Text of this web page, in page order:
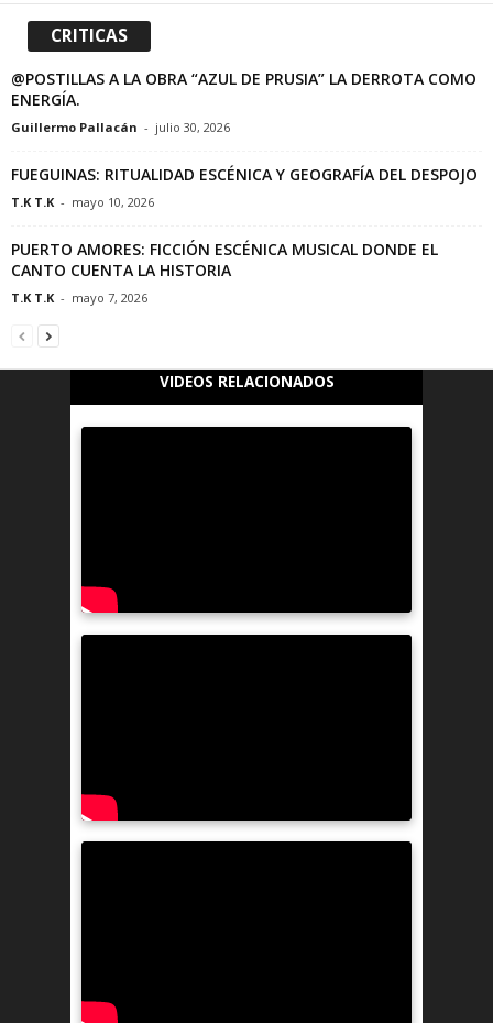
CRITICAS
@POSTILLAS A LA OBRA “AZUL DE PRUSIA” LA DERROTA COMO
ENERGÍA.
Guillermo Pallacán - julio 30, 2026
FUEGUINAS: RITUALIDAD ESCÉNICA Y GEOGRAFÍA DEL DESPOJO
T.K T.K - mayo 10, 2026
PUERTO AMORES: FICCIÓN ESCÉNICA MUSICAL DONDE EL
CANTO CUENTA LA HISTORIA
T.K T.K - mayo 7, 2026
VIDEOS RELACIONADOS